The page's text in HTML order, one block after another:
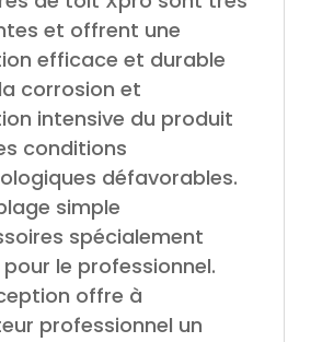
et offrent une
efficace et durable
corrosion et
intensive du produit
conditions
défavorables.
simple
spécialement
le professionnel.
offre à
professionnel un